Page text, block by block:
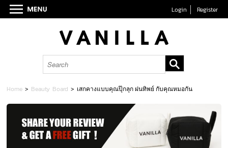
Login Register
Home > Beauty Board > เสกคางแบบคุณปุ๊กลุก ฝนทิพย์ กับคุณหมอกัน